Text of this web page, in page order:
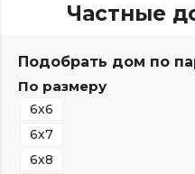
Частные
Подобрать дом по
По размеру
6х6
6х7
6х8